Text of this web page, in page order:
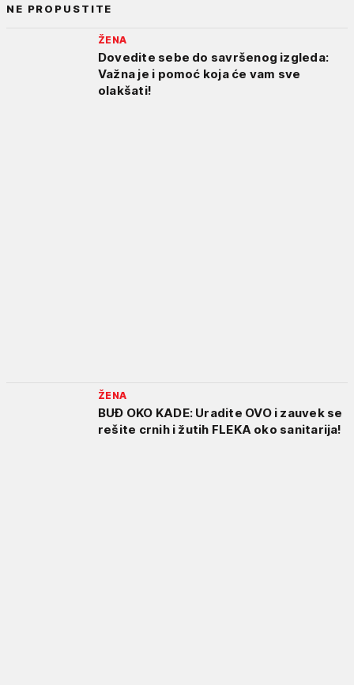
NE PROPUSTITE
ŽENA
Dovedite sebe do savršenog izgleda:
Važna je i pomoć koja će vam sve
olakšati!
ŽENA
BUĐ OKO KADE: Uradite OVO i zauvek se
rešite crnih i žutih FLEKA oko sanitarija!